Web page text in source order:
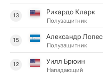
13 Рикардо Кларк
Полузащитник
15 Александр Лопес
Полузащитник
12 Уилл Брюин
Нападающий